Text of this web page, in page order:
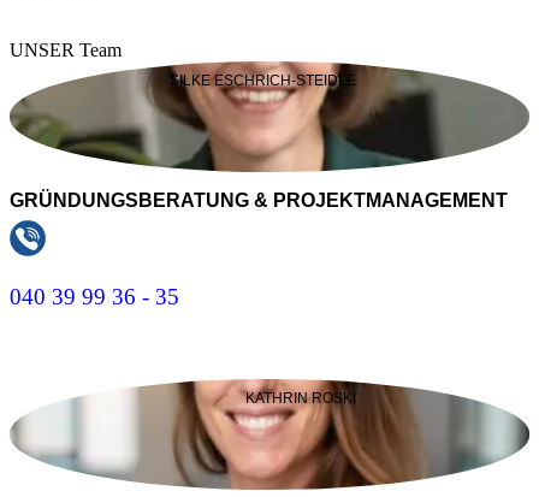
UNSER Team
SILKE ESCHRICH-STEIDLE
GRÜNDUNGSBERATUNG & PROJEKTMANAGEMENT
040 39 99 36 - 35
KATHRIN ROSKI